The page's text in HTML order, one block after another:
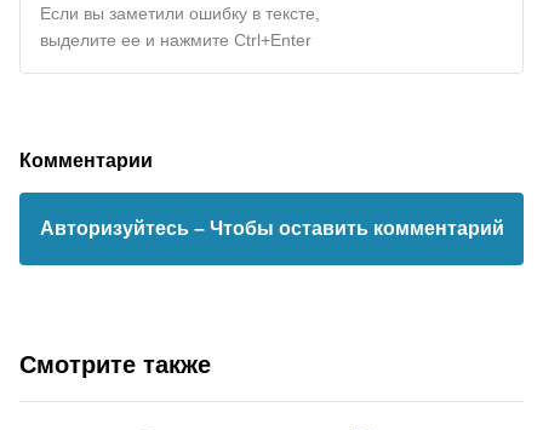
Если вы заметили ошибку в тексте,
выделите ее и нажмите Ctrl+Enter
Комментарии
Авторизуйтесь – Чтобы оставить комментарий
Смотрите также